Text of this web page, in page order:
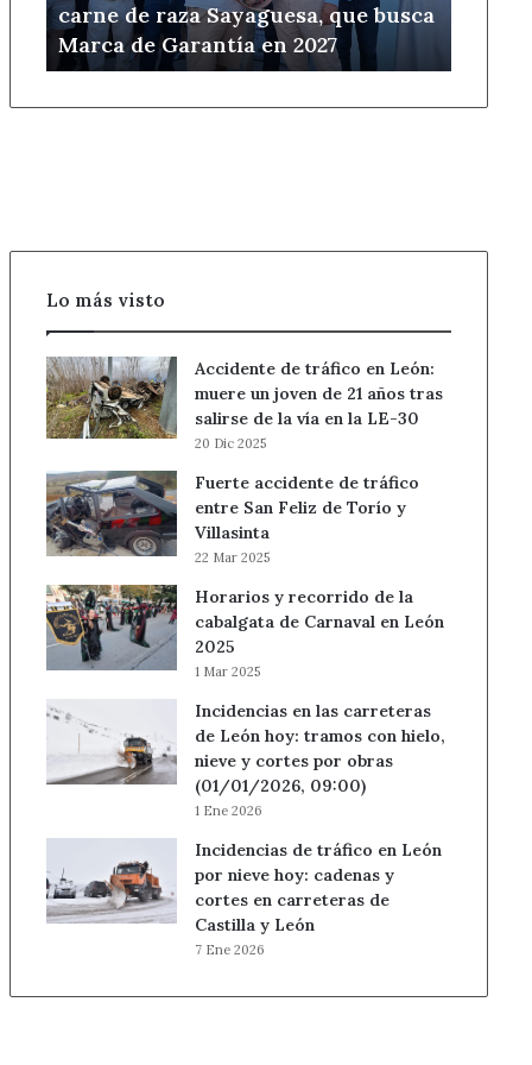
Sayaguesa,
que
busca
carne de raza Sayaguesa, que busca
Marca de Garantía en 2027
Lo más visto
Accidente de tráfico en León:
muere un joven de 21 años tras
salirse de la vía en la LE-30
20 Dic 2025
Fuerte accidente de tráfico
entre San Feliz de Torío y
Villasinta
22 Mar 2025
Horarios y recorrido de la
cabalgata de Carnaval en León
2025
1 Mar 2025
Incidencias en las carreteras
de León hoy: tramos con hielo,
nieve y cortes por obras
(01/01/2026, 09:00)
1 Ene 2026
Incidencias de tráfico en León
por nieve hoy: cadenas y
cortes en carreteras de
Castilla y León
7 Ene 2026